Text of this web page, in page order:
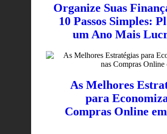
Organize Suas
10 Passos Simples:
um Ano Mais
As Melhores
para
Compras Online